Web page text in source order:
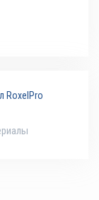
RoxelPro